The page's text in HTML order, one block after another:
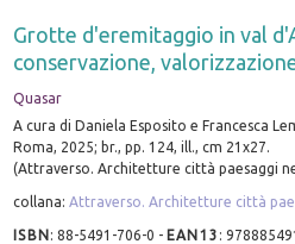
Grotte d'eremitaggio in val
conservazione,
Quasar
A cura di Daniela Esposito e Francesca
Roma, 2025; br., pp. 124, ill., cm 21x27.
(Attraverso. Architetture città paesaggi
collana:Attraverso. Architetture città
ISBN:88-5491-706-0 - EAN13 :